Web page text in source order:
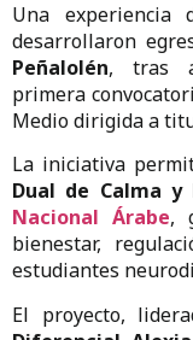
Una experiencia
desarrollaron
Peñalolén, tras
primera
Medio dirigida a
La iniciativa
Dual de Calma y
Nacional Árabe,
bienestar,
estudiantes
El proyecto,